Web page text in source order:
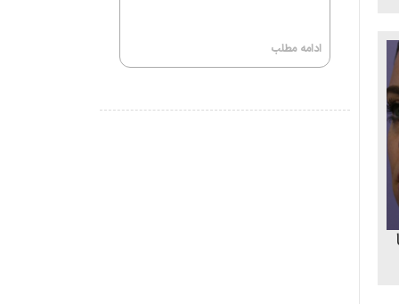
ادامه مطلب